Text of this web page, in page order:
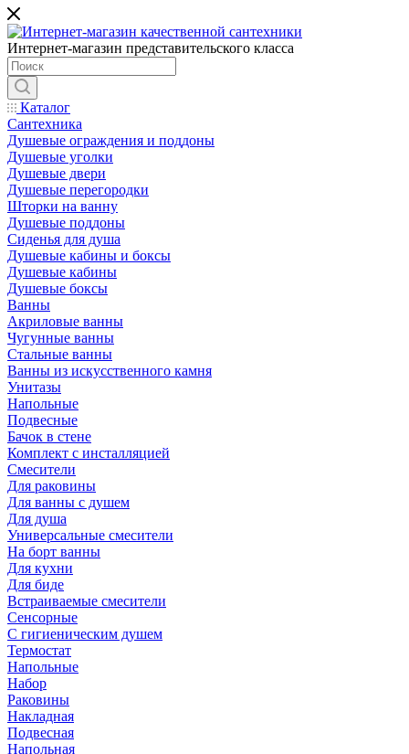
Интернет-магазин представительского класса
Каталог
Сантехника
Душевые ограждения и поддоны
Душевые уголки
Душевые двери
Душевые перегородки
Шторки на ванну
Душевые поддоны
Сиденья для душа
Душевые кабины и боксы
Душевые кабины
Душевые боксы
Ванны
Акриловые ванны
Чугунные ванны
Стальные ванны
Ванны из искусственного камня
Унитазы
Напольные
Подвесные
Бачок в стене
Комплект с инсталляцией
Смесители
Для раковины
Для ванны с душем
Для душа
Универсальные смесители
На борт ванны
Для кухни
Для биде
Встраиваемые смесители
Сенсорные
С гигиеническим душем
Термостат
Напольные
Набор
Раковины
Накладная
Подвесная
Напольная